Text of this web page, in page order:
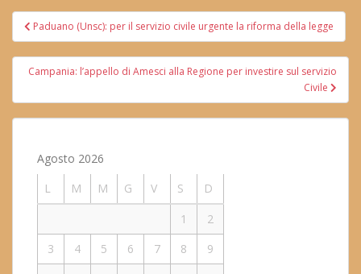
Navigazione
articoli
Paduano (Unsc): per il servizio civile urgente la riforma della legge
Campania: l’appello di Amesci alla Regione per investire sul servizio
Civile
Agosto 2026
L
M M G V S
D
1
2
3
4 5 6 7 8
9